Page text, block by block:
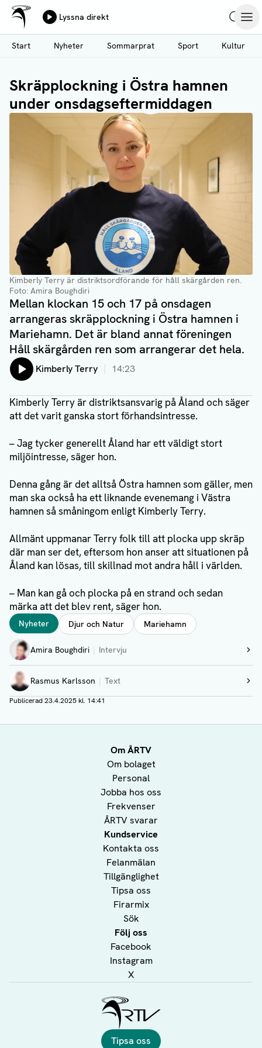
Hoppa
till
huvudinnehåll
Ålands Radio & TV
Lyssna direkt
Start
Nyheter Sommarprat Sport Kultur
Skräpplockning i Östra hamnen
under onsdagseftermiddagen
Kimberly Terry är distriktsordförande för håll skärgården ren.
Foto: Amira Boughdiri
Mellan klockan 15 och 17 på onsdagen
arrangeras skräpplockning i Östra hamnen i
Mariehamn. Det är bland annat föreningen
Håll skärgården ren som arrangerar det hela.
Lyssna på:
Kimberly Terry 14:23
Kimberly Terry är distriktsansvarig på Åland och säger
att det varit ganska stort förhandsintresse.
– Jag tycker generellt Åland har ett väldigt stort
miljöintresse, säger hon.
Denna gång är det alltså Östra hamnen som gäller, men
man ska också ha ett liknande evenemang i Västra
hamnen så småningom enligt Kimberly Terry.
Allmänt uppmanar Terry folk till att plocka upp skräp
där man ser det, eftersom hon anser att situationen på
Åland kan lösas, till skillnad mot andra håll i världen.
– Man kan gå och plocka på en strand och sedan
märka att det blev rent, säger hon.
Taggar
Nyheter Djur och Natur Mariehamn
Författare
Amira Boughdiri Intervju
Visa profil
Rasmus Karlsson Text
Visa profil
Publicerad23.4.2025 kl. 14:41
Om ÅRTV
Om bolaget
Personal
Jobba hos oss
Frekvenser
ÅRTV svarar
Kundservice
Kontakta oss
Felanmälan
Tillgänglighet
Tipsa oss
Firarmix
Sök
Följ oss
Facebook
Instagram
X
Tipsa oss